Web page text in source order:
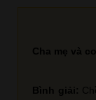
Cha mẹ và
Bình giải: